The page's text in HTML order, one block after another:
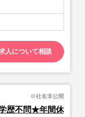
ズ、及び周辺システム
投資計画をヒアリング
。技術力は勿論、コミ
ンジニアとしてクラ
要な機能や、実装すべ
ことで、システムの意
けることができます。
発の目的を踏まえ、
に向けた詳細設計を行
、要件定義フェーズに
定であったり、案件受
担当者ではなく、お客
人について相談
※社名非公開
歴不問★年間休